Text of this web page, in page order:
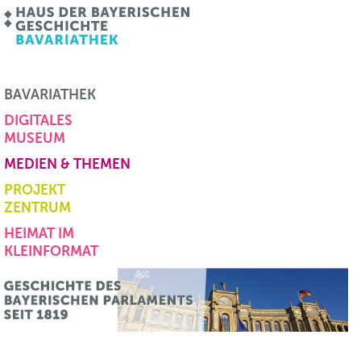
BAVARIATHEK
DIGITALES
MUSEUM
MEDIEN & THEMEN
PROJEKT
ZENTRUM
HEIMAT IM
KLEINFORMAT